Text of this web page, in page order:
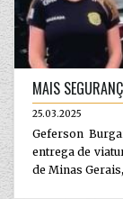
MAIS
25.03.2025
Geferson
entrega de
de Minas